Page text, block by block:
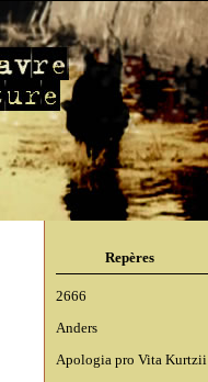
Repères
2666
Anders
Apologia pro Vita Kurtzii